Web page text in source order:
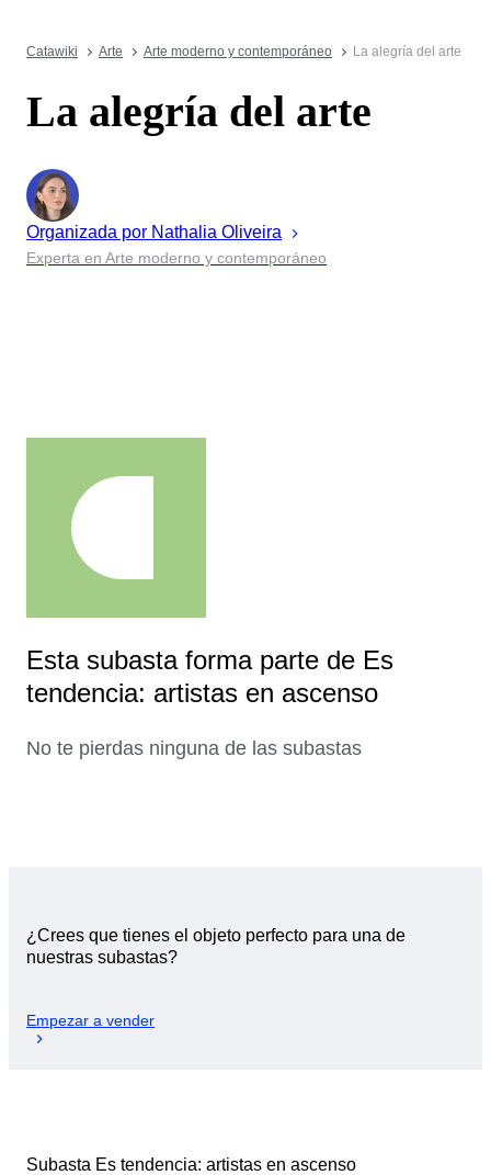
Catawiki Arte Arte moderno y contemporáneo La alegría del arte
La alegría del arte
Organizada por Nathalia Oliveira
Experta en Arte moderno y contemporáneo
Esta subasta forma parte de Es
tendencia: artistas en ascenso
No te pierdas ninguna de las subastas
¿Crees que tienes el objeto perfecto para una de
nuestras subastas?
Empezar a vender
Subasta Es tendencia: artistas en ascenso